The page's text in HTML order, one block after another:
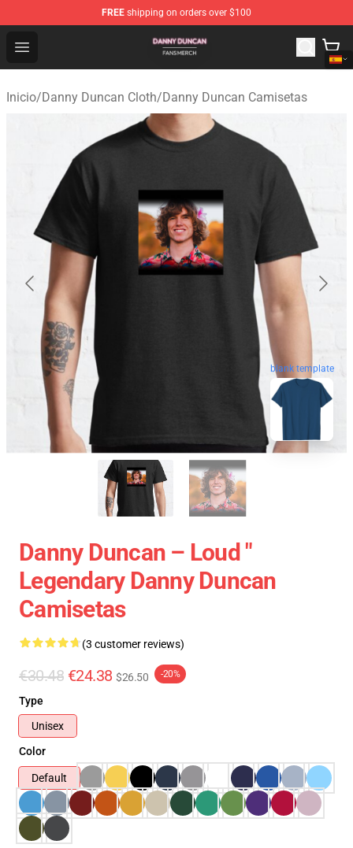
FREE shipping on orders over $100
Open menu
Danny Duncan Shop - Official Danny Duncan
Inicio/Danny Duncan Cloth/Danny Duncan Camisetas
blank template
Danny Duncan – Loud "
Legendary Danny Duncan
Camisetas
(3 customer reviews)
€30.48 €24.38 $26.50 -20%
Type
Unisex
Color
Default